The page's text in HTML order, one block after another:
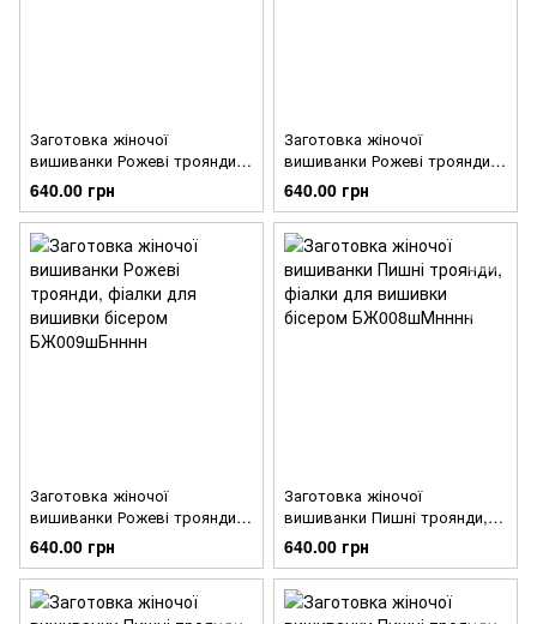
Заготовка жіночої
вишиванки Рожеві троянди,
фіалки для вишивки бісером
БЖ009шМнннн
640.00 грн
Заготовка жіночої
вишиванки Рожеві троянди,
фіалки для вишивки бісером
БЖ009кМнннн
640.00 грн
Заготовка жіночої
вишиванки Рожеві троянди,
фіалки для вишивки бісером
БЖ009шБнннн
640.00 грн
Заготовка жіночої
вишиванки Пишні троянди,
фіалки для вишивки бісером
БЖ008шМнннн
640.00 грн